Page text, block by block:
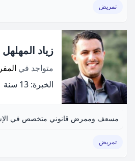
تمريض
زياد المهلهل
متواجد في
الخبرة: 13 سنة
مسعف وممرض قانوني متخصص في
تمريض